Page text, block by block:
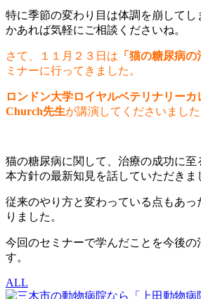
特に季節の変わり目は体調を崩して
かあれば気軽にご相談くださいね。
さて、１１月２３日は 「猫の糖尿病の
ミナーに行ってきました。
ロンドン大学ロイヤルベテリナリーカ
Church先生が講演してくださいました
猫の糖尿病に関して、治療の成功に至
本方針の最新知見を話していただきま
従来のやり方と変わっている点もあっ
りました。
今回のセミナーで学んだことを今後の
す。
ALL